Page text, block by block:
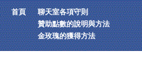
首頁
聊天室各項守則
贊助點數的說明與方法
金玫瑰的獲得方法